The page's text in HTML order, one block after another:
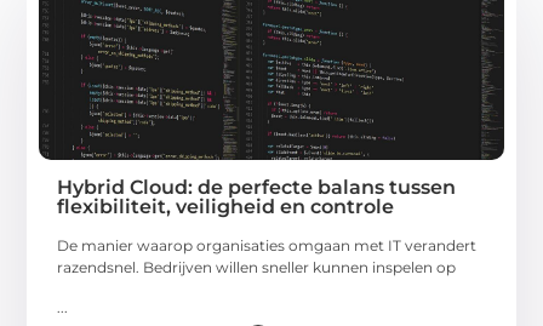
Hybrid Cloud: de perfecte balans tussen
flexibiliteit, veiligheid en controle
De manier waarop organisaties omgaan met IT verandert
razendsnel. Bedrijven willen sneller kunnen inspelen op